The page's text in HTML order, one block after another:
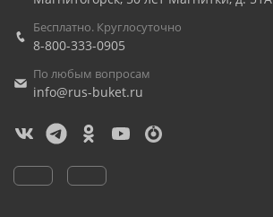
Бесплатно. Круглосуточно
8-800-333-0905
По любым вопросам
info@rus-buket.ru